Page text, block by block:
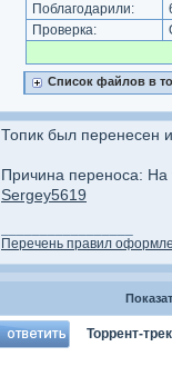
Поблагодарили:
Проверка:
Список файлов в
Топик был перенесен
Причина переноса: На
Sergey5619
Перечень правил
Торрент-